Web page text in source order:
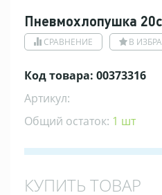
Пневмохлопушка
СРАВНЕНИЕ В
Код товара: 00373316
Артикул:
Общий остаток: 1 шт
КУПИТЬ ТОВАР